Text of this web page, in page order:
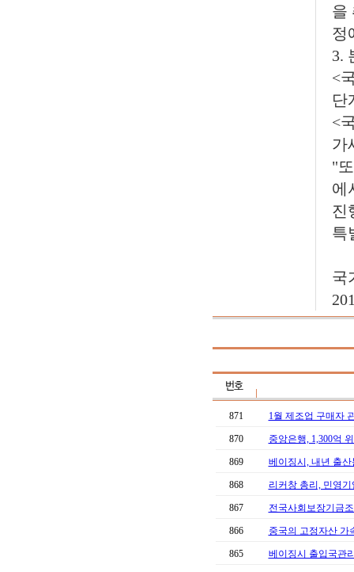
을
정
3.
<
단
<
가
"
에
진
특
국
871 1월 제조업 구매자
870 중앙은행, 1,300억
869 베이징시, 내년 출
868 리커창 총리, 민영
867 전국사회보장기금
866 중국의 고정자산 가
865 베이징시 출입국관